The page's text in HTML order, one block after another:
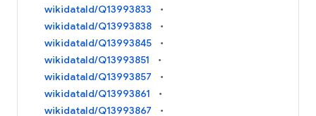
wikidataId/Q13993833
wikidataId/Q13993838
wikidataId/Q13993845
wikidataId/Q13993851
wikidataId/Q13993857
wikidataId/Q13993861
wikidataId/Q13993867